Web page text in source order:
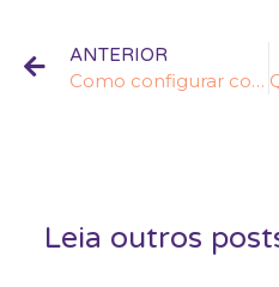
ANTERIOR
Como configurar conexão Microsoft SQL Server com autenticação integrada no Talend Studio
Leia outros